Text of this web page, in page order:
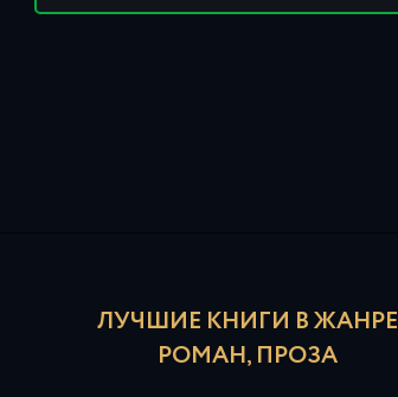
ЛУЧШИЕ КНИГИ В ЖАНРЕ
РОМАН, ПРОЗА